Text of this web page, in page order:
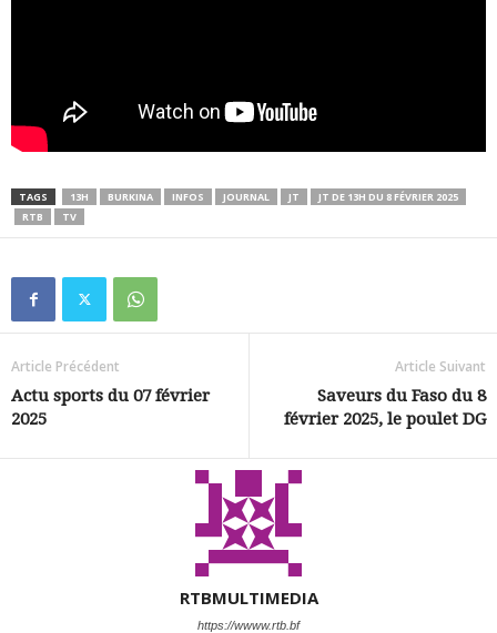
TAGS 13H BURKINA INFOS JOURNAL JT
JT DE 13H DU 8 FÉVRIER 2025
RTB
TV
Article Précédent
Actu sports du 07 février
2025
Article Suivant
Saveurs du Faso du 8
février 2025, le poulet DG
RTBMULTIMEDIA
https://wwww.rtb.bf